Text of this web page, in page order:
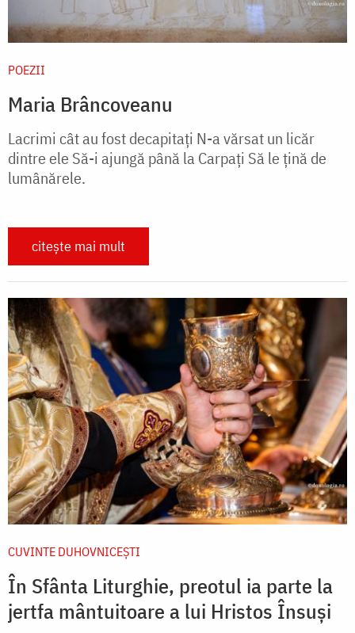
POEZII
Maria Brâncoveanu
Lacrimi cât au fost decapitaţi N-a vărsat un licăr
dintre ele Să-i ajungă până la Carpaţi Să le ţină de
lumânărele.
citește mai mult
CUVINTE DUHOVNICEȘTI
În Sfânta Liturghie, preotul ia parte la
jertfa mântuitoare a lui Hristos Însuși